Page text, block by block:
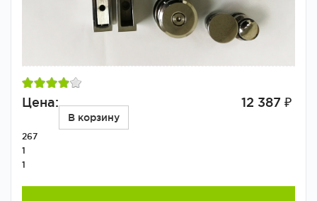
Цена: 12 387 ₽
В корзину
267
1
1